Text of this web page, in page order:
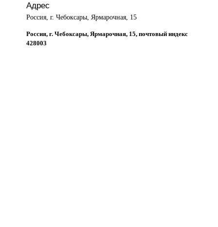
Адрес
Россия, г. Чебоксары, Ярмарочная, 15
Россия, г. Чебоксары, Ярмарочная, 15, почтовый индекс
428003